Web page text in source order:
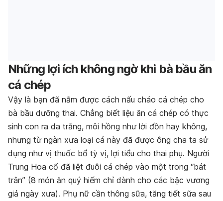
Những lợi ích không ngờ khi bà bầu ăn
cá chép
Vậy là bạn đã nắm được cách nấu cháo cá chép cho
bà bầu dưỡng thai. Chẳng biết liệu ăn cá chép có thực
sinh con ra da trắng, môi hồng như lời đồn hay không,
nhưng từ ngàn xưa loại cá này đã được ông cha ta sử
dụng như vị thuốc bổ tỳ vị, lợi tiểu cho thai phụ. Người
Trung Hoa cổ đã liệt đuôi cá chép vào một trong “bát
trân” (8 món ăn quý hiếm chỉ dành cho các bậc vương
giả ngày xưa). Phụ nữ cần thông sữa, tăng tiết sữa sau